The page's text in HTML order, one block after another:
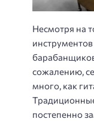
Несмотря на
сожалению,
много, как
постепенно